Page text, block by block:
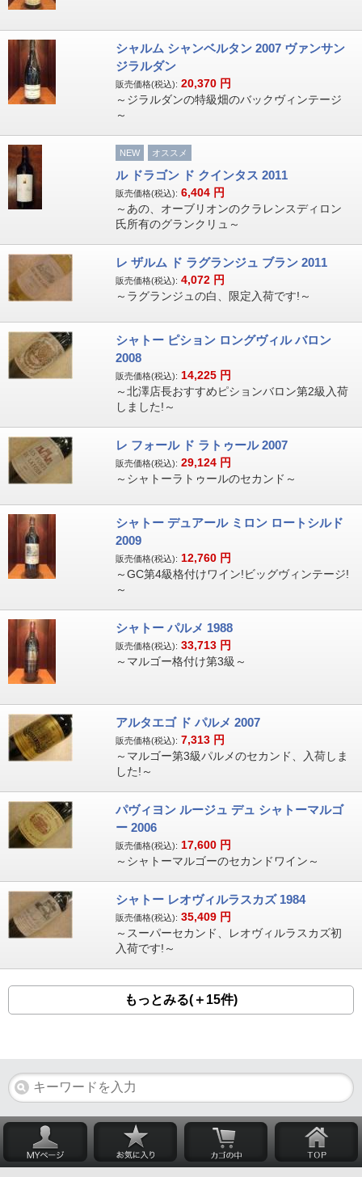
シャルム シャンベルタン 2007 ヴァンサン
ジラルダン
販売価格(税込): 20,370 円
～ジラルダンの特級畑のバックヴィンテージ
～
NEW オススメ
ル ドラゴン ド クインタス 2011
販売価格(税込): 6,404 円
～あの、オーブリオンのクラレンスディロン
氏所有のグランクリュ～
レ ザルム ド ラグランジュ ブラン 2011
販売価格(税込): 4,072 円
～ラグランジュの白、限定入荷です!～
シャトー ピション ロングヴィル バロン
2008
販売価格(税込): 14,225 円
～北澤店長おすすめピションバロン第2級入荷
しました!～
レ フォール ド ラトゥール 2007
販売価格(税込): 29,124 円
～シャトーラトゥールのセカンド～
シャトー デュアール ミロン ロートシルド
2009
販売価格(税込): 12,760 円
～GC第4級格付けワイン!ビッグヴィンテージ!
～
シャトー パルメ 1988
販売価格(税込): 33,713 円
～マルゴー格付け第3級～
アルタエゴ ド パルメ 2007
販売価格(税込): 7,313 円
～マルゴー第3級パルメのセカンド、入荷しま
した!～
パヴィヨン ルージュ デュ シャトーマルゴ
ー 2006
販売価格(税込): 17,600 円
～シャトーマルゴーのセカンドワイン～
シャトー レオヴィルラスカズ 1984
販売価格(税込): 35,409 円
～スーパーセカンド、レオヴィルラスカズ初
入荷です!～
もっとみる(＋15件)